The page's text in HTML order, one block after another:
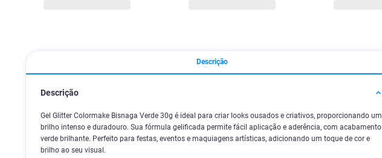
Descrição
Descrição
Gel Glitter Colormake Bisnaga Verde 30g é ideal para criar looks ousados e criativos, proporcionando um
brilho intenso e duradouro. Sua fórmula gelificada permite fácil aplicação e aderência, com acabamento
verde brilhante. Perfeito para festas, eventos e maquiagens artísticas, adicionando um toque de cor e
brilho ao seu visual.